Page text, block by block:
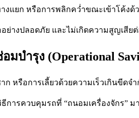
งแยก หรือการพลิกคว่ำขณะเข้าโค้งด้ว
ย่างปลอดภัย และไม่เกิดความสูญเสีย
บำรุง (Operational
หรือการเลี้ยวด้วยความเร็วเกินขีดจ
ารควบคุมรถที่ “ถนอมเครื่องจักร”